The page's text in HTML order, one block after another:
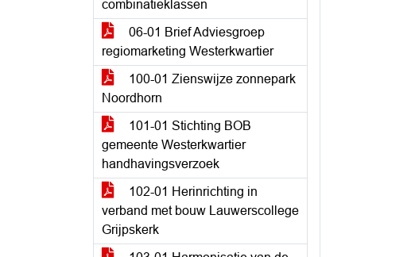
combinatieklassen
06-01 Brief Adviesgroep
regiomarketing Westerkwartier
100-01 Zienswijze zonnepark
Noordhorn
101-01 Stichting BOB
gemeente Westerkwartier
handhavingsverzoek
102-01 Herinrichting in
verband met bouw Lauwerscollege
Grijpskerk